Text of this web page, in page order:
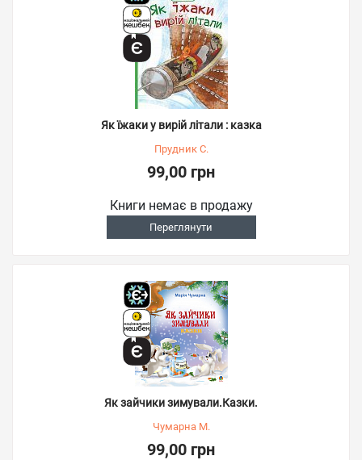
Як їжаки у вирій літали : казка
Прудник С.
99,00 грн
Книги немає в продажу
Переглянути
Як зайчики зимували.Казки.
Чумарна М.
99,00 грн